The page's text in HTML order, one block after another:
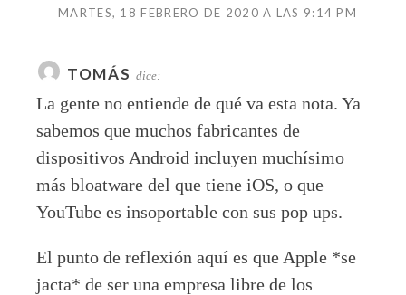
MARTES, 18 FEBRERO DE 2020 A LAS 9:14 PM
TOMÁS dice:
La gente no entiende de qué va esta nota. Ya
sabemos que muchos fabricantes de
dispositivos Android incluyen muchísimo
más bloatware del que tiene iOS, o que
YouTube es insoportable con sus pop ups.
El punto de reflexión aquí es que Apple *se
jacta* de ser una empresa libre de los